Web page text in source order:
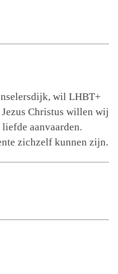
wil LHBT+
Christus willen wij
aanvaarden.
zichzelf kunnen zijn.